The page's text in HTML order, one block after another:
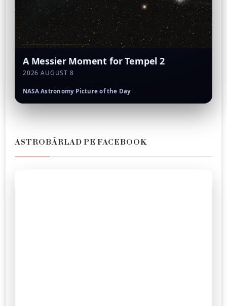
A Messier Moment for Tempel 2
2026 AUGUST 8
NASA Astronomy Picture of the Day
ASTROBÂRLAD PE FACEBOOK